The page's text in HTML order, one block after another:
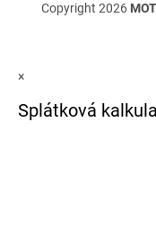
Copyright 2026
×
Splátková